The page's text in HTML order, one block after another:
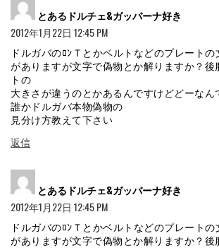
とあるドルチェ&ガッバーナ好き
2012年1月22日 12:45 PM
ドルガバのﾛﾝＴとかベルトなどのプレート
がありますが文字で偽物とか解りますか？後
トの
大きさが違うのとかあるんですけどどーなん
誰かドルガバ本物偽物の
見分け方教えて下さい
返信
とあるドルチェ&ガッバーナ好き
2012年1月22日 12:45 PM
ドルガバのﾛﾝＴとかベルトなどのプレート
がありますが文字で偽物とか解りますか？後